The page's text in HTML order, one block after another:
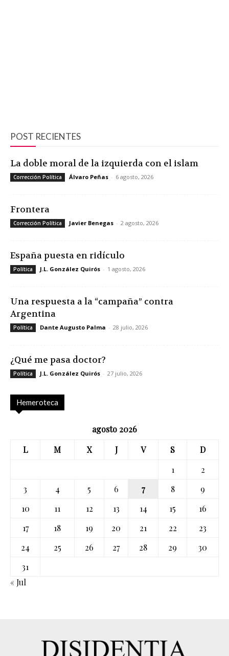
POST RECIENTES
La doble moral de la izquierda con el islam
Corrección Política Álvaro Peñas - 6 agosto, 2026
Frontera
Corrección Política Javier Benegas - 2 agosto, 2026
España puesta en ridículo
Política J.L. González Quirós - 1 agosto, 2026
Una respuesta a la “campaña” contra
Argentina
Política Dante Augusto Palma - 28 julio, 2026
¿Qué me pasa doctor?
Política J.L. González Quirós - 27 julio, 2026
Hemeroteca
agosto 2026
L
M X J V S
D
1
2
3
4 5 6 7 8
9
10
11 12 13 14 15
16
17
18 19 20 21 22
23
24
25 26 27 28 29
30
31
« Jul